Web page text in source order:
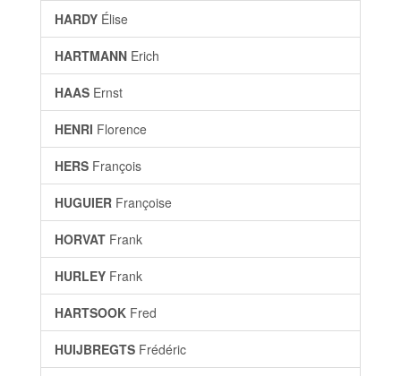
HARDY Élise
HARTMANN Erich
HAAS Ernst
HENRI Florence
HERS François
HUGUIER Françoise
HORVAT Frank
HURLEY Frank
HARTSOOK Fred
HUIJBREGTS Frédéric